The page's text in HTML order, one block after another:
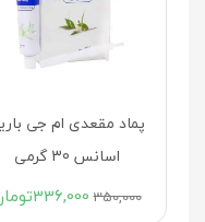
پماد مقعدی ام جی
اسانس 30 گرمی
350,000
336,000